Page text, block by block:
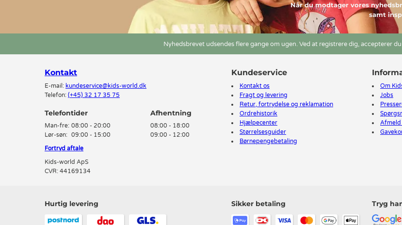
Når du modtager vores
samt
Nyhedsbrevet udsendes flere gange om ugen. Ved at registrere dig, accepterer
Kontakt
E-mail: kundeservice@kids-world.dk
Telefon: (+45) 32 17 35 75
Telefontider
Man-fre: 08:00 - 20:00
Lør-søn: 09:00 - 15:00
08:00 - 18:00
09:00 - 12:00
Fortryd aftale
Kids-world ApS
CVR: 44169134
Kundeservice
Kontakt os
Fragt og levering
Retur, fortrydelse og reklamation
Ordrehistorik
Hjælpecenter
Størrelsesguider
Børnepengebetaling
Om
Jobs
Afmeld
Sikker betaling
Hurtig levering Tryg